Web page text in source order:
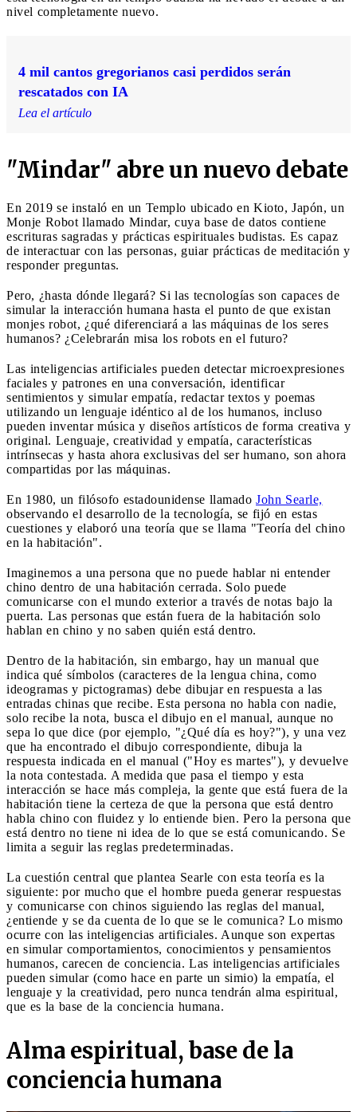
nivel completamente nuevo.
4 mil cantos gregorianos casi perdidos serán
rescatados con IA
Lea el artículo
"Mindar" abre un nuevo debate
En 2019 se instaló en un Templo ubicado en Kioto, Japón, un
Monje Robot llamado Mindar, cuya base de datos contiene
escrituras sagradas y prácticas espirituales budistas. Es capaz
de interactuar con las personas, guiar prácticas de meditación y
responder preguntas.
Pero, ¿hasta dónde llegará? Si las tecnologías son capaces de
simular la interacción humana hasta el punto de que existan
monjes robot, ¿qué diferenciará a las máquinas de los seres
humanos? ¿Celebrarán misa los robots en el futuro?
Las inteligencias artificiales pueden detectar microexpresiones
faciales y patrones en una conversación, identificar
sentimientos y simular empatía, redactar textos y poemas
utilizando un lenguaje idéntico al de los humanos, incluso
pueden inventar música y diseños artísticos de forma creativa y
original. Lenguaje, creatividad y empatía, características
intrínsecas y hasta ahora exclusivas del ser humano, son ahora
compartidas por las máquinas.
En 1980, un filósofo estadounidense llamado John Searle,
observando el desarrollo de la tecnología, se fijó en estas
cuestiones y elaboró una teoría que se llama "Teoría del chino
en la habitación".
Imaginemos a una persona que no puede hablar ni entender
chino dentro de una habitación cerrada. Solo puede
comunicarse con el mundo exterior a través de notas bajo la
puerta. Las personas que están fuera de la habitación solo
hablan en chino y no saben quién está dentro.
Dentro de la habitación, sin embargo, hay un manual que
indica qué símbolos (caracteres de la lengua china, como
ideogramas y pictogramas) debe dibujar en respuesta a las
entradas chinas que recibe. Esta persona no habla con nadie,
solo recibe la nota, busca el dibujo en el manual, aunque no
sepa lo que dice (por ejemplo, "¿Qué día es hoy?"), y una vez
que ha encontrado el dibujo correspondiente, dibuja la
respuesta indicada en el manual ("Hoy es martes"), y devuelve
la nota contestada. A medida que pasa el tiempo y esta
interacción se hace más compleja, la gente que está fuera de la
habitación tiene la certeza de que la persona que está dentro
habla chino con fluidez y lo entiende bien. Pero la persona que
está dentro no tiene ni idea de lo que se está comunicando. Se
limita a seguir las reglas predeterminadas.
La cuestión central que plantea Searle con esta teoría es la
siguiente: por mucho que el hombre pueda generar respuestas
y comunicarse con chinos siguiendo las reglas del manual,
¿entiende y se da cuenta de lo que se le comunica? Lo mismo
ocurre con las inteligencias artificiales. Aunque son expertas
en simular comportamientos, conocimientos y pensamientos
humanos, carecen de conciencia. Las inteligencias artificiales
pueden simular (como hace en parte un simio) la empatía, el
lenguaje y la creatividad, pero nunca tendrán alma espiritual,
que es la base de la conciencia humana.
Alma espiritual, base de la
conciencia humana